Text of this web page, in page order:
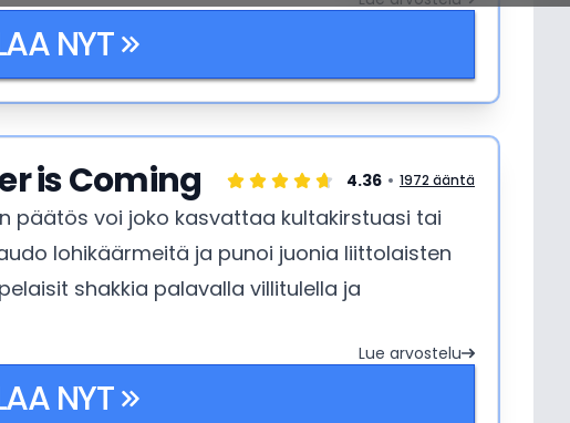
NYT
is Coming 4.36 1972 ääntä
päätös voi joko kasvattaa kultakirstuasi tai
lohikäärmeitä ja punoi juonia liittolaisten
shakkia palavalla villitulella ja
Lue arvostelu
NYT